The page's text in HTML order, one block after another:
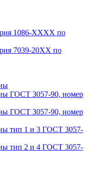
1086-ХХХХ по
7039-20ХХ по
ГОСТ 3057-90, номер
ГОСТ 3057-90, номер
тип 1 и 3 ГОСТ 3057-
тип 2 и 4 ГОСТ 3057-